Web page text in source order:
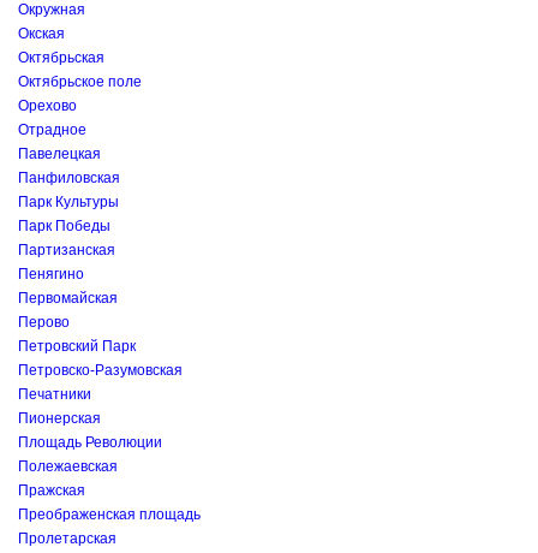
Окружная
Окская
Октябрьская
Октябрьское поле
Орехово
Отрадное
Павелецкая
Панфиловская
Парк Культуры
Парк Победы
Партизанская
Пенягино
Первомайская
Перово
Петровский Парк
Петровско-Разумовская
Печатники
Пионерская
Площадь Революции
Полежаевская
Пражская
Преображенская площадь
Пролетарская